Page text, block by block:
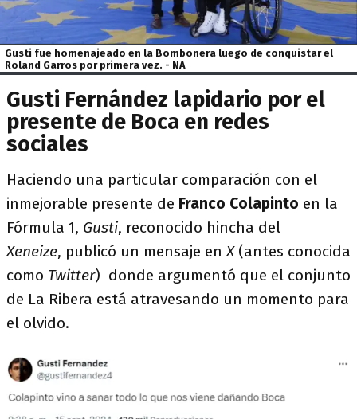
Gusti fue homenajeado en la Bombonera luego de conquistar el
Roland Garros por primera vez. - NA
Gusti Fernández lapidario por el
presente de Boca en redes
sociales
Haciendo una particular comparación con el
inmejorable presente de Franco Colapinto en la
Fórmula 1, Gusti, reconocido hincha del
Xeneize, publicó un mensaje en X(antes conocida
como Twitter) donde argumentó que el conjunto
de La Ribera está atravesando un momento para
el olvido.